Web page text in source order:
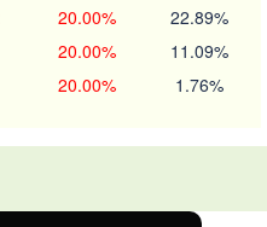
20.00% 22.89%
20.00% 11.09%
20.00% 1.76%